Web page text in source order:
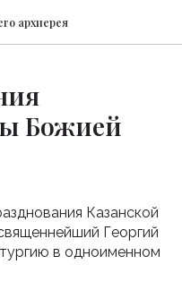
архиерея
Божией
Казанской
Георгий
в одноименном